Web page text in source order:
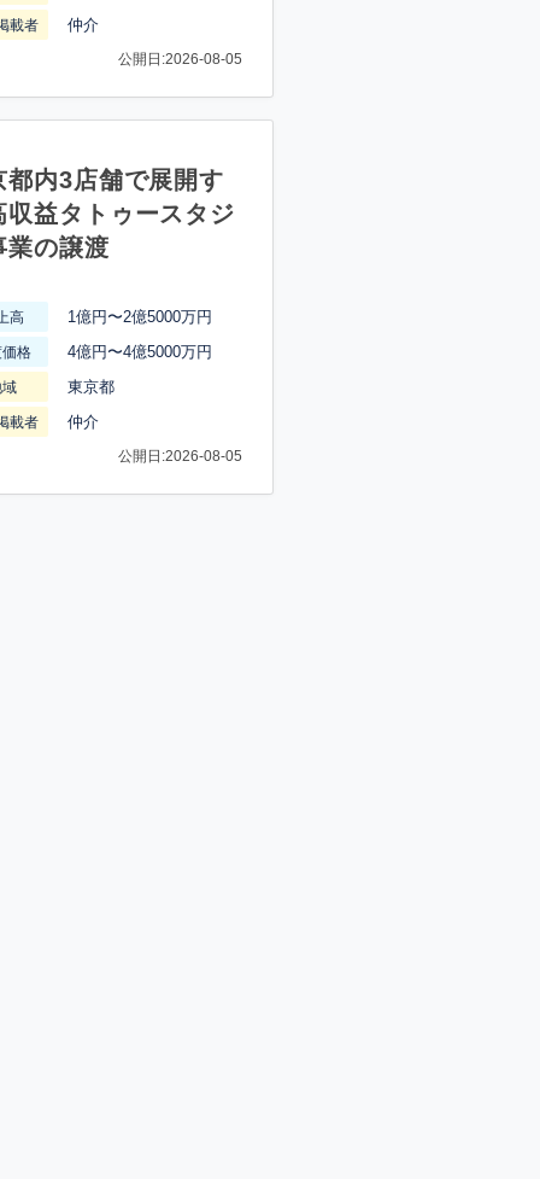
載者 仲介
公開日:2026-08-05
都内3店舗で展開す
収益タトゥースタジ
業の譲渡
高 1億円〜2億5000万円
格 4億円〜4億5000万円
域 東京都
載者 仲介
公開日:2026-08-05